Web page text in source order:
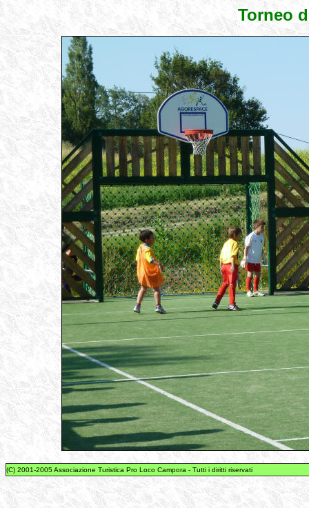
Torneo
(C) 2001-2005 Associazione Turistica Pro Loco Campora - Tutti i diritti riservati